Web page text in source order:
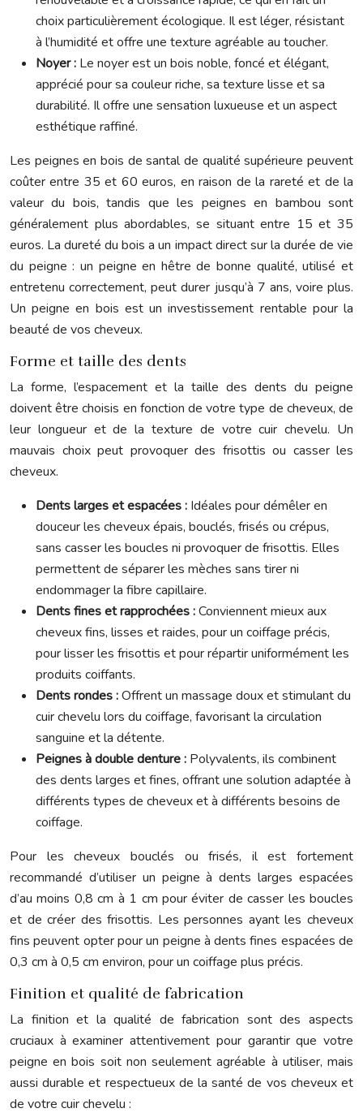
choix particulièrement écologique. Il est léger, résistant
à l’humidité et offre une texture agréable au toucher.
Noyer : Le noyer est un bois noble, foncé et élégant,
apprécié pour sa couleur riche, sa texture lisse et sa
durabilité. Il offre une sensation luxueuse et un aspect
esthétique raffiné.
Les peignes en bois de santal de qualité supérieure peuvent
coûter entre 35 et 60 euros, en raison de la rareté et de la
valeur du bois, tandis que les peignes en bambou sont
généralement plus abordables, se situant entre 15 et 35
euros. La dureté du bois a un impact direct sur la durée de vie
du peigne : un peigne en hêtre de bonne qualité, utilisé et
entretenu correctement, peut durer jusqu’à 7 ans, voire plus.
Un peigne en bois est un investissement rentable pour la
beauté de vos cheveux.
Forme et taille des dents
La forme, l’espacement et la taille des dents du peigne
doivent être choisis en fonction de votre type de cheveux, de
leur longueur et de la texture de votre cuir chevelu. Un
mauvais choix peut provoquer des frisottis ou casser les
cheveux.
Dents larges et espacées : Idéales pour démêler en
douceur les cheveux épais, bouclés, frisés ou crépus,
sans casser les boucles ni provoquer de frisottis. Elles
permettent de séparer les mèches sans tirer ni
endommager la fibre capillaire.
Dents fines et rapprochées :Conviennent mieux aux
cheveux fins, lisses et raides, pour un coiffage précis,
pour lisser les frisottis et pour répartir uniformément les
produits coiffants.
Dents rondes :Offrent un massage doux et stimulant du
cuir chevelu lors du coiffage, favorisant la circulation
sanguine et la détente.
Peignes à double denture : Polyvalents, ils combinent
des dents larges et fines, offrant une solution adaptée à
différents types de cheveux et à différents besoins de
coiffage.
Pour les cheveux bouclés ou frisés, il est fortement
recommandé d’utiliser un peigne à dents larges espacées
d’au moins 0,8 cm à 1 cm pour éviter de casser les boucles
et de créer des frisottis. Les personnes ayant les cheveux
fins peuvent opter pour un peigne à dents fines espacées de
0,3 cm à 0,5 cm environ, pour un coiffage plus précis.
Finition et qualité de fabrication
La finition et la qualité de fabrication sont des aspects
cruciaux à examiner attentivement pour garantir que votre
peigne en bois soit non seulement agréable à utiliser, mais
aussi durable et respectueux de la santé de vos cheveux et
de votre cuir chevelu :